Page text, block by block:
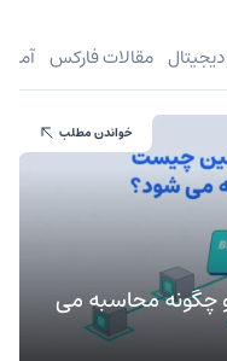
دیجیتال مقالات فارکس
چگونه محاسبه می
خواندن مطلب